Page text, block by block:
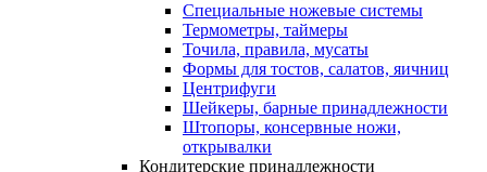
Специальные ножевые системы
Термометры, таймеры
Точила, правила, мусаты
Формы для тостов, салатов, яичниц
Центрифуги
Шейкеры, барные принадлежности
Штопоры, консервные ножи,
открывалки
Кондитерские принадлежности